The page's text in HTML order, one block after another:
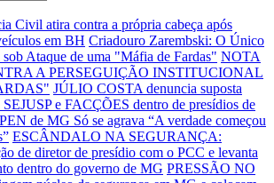
Civil atira contra a própria cabeça após
em BH Criadouro Zarembski: O Único
Ataque de uma "Máfia de Fardas" NOTA
A PERSEGUIÇÃO INSTITUCIONAL
JÚLIO COSTA denuncia suposta
e FACÇÕES dentro de presídios de
de MG Só se agrava “A verdade começou
ESCÂNDALO NA SEGURANÇA:
de diretor de presídio com o PCC e levanta
dentro do governo de MG PRESSÃO NO